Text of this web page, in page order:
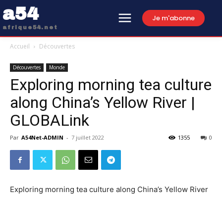
a54
afrique54.net
Je m'abonne
Accueil Découvertes
Découvertes Monde
Exploring morning tea culture
along China’s Yellow River |
GLOBALink
Par A54Net-ADMIN - 7 juillet 2022 0
1355
Exploring morning tea culture along China’s Yellow River